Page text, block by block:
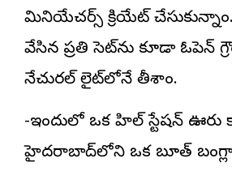
మినియేచర్స్ క్రియేట్
వేసిన ప్రతి సెట్‌ను కూడా ఓపెన్
నేచురల్ లైట్‌లోనే తీశాం.
-ఇందులో ఒక హిల్ స్టేషన్
హైదరాబాద్‌లోని ఒక బూత్